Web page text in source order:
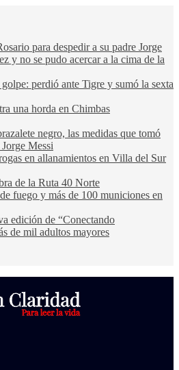
para despedir a su padre Jorge
y no se pudo acercar a la cima de la
perdió ante Tigre y sumó la sexta
una horda en Chimbas
negro, las medidas que tomó
Messi
en allanamientos en Villa del Sur
de la Ruta 40 Norte
fuego y más de 100 municiones en
edición de “Conectando
de mil adultos mayores